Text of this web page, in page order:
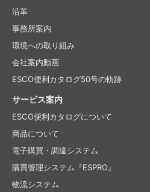
沿革
事務所案内
環境への取り組み
会社案内動画
ESCO便利カタログ50号の軌跡
サービス案内
ESCO便利カタログについて
商品について
電子購買・調達システム
購買管理システム『ESPRO』
物流システム